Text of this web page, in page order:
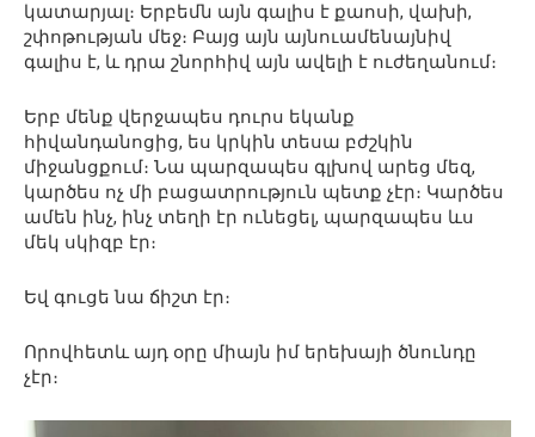
կատարյալ։ Երբեմն այն գալիս է քաոսի, վախի,
շփոթության մեջ։ Բայց այն այնուամենայնիվ
գալիս է, և դրա շնորհիվ այն ավելի է ուժեղանում։
Երբ մենք վերջապես դուրս եկանք
հիվանդանոցից, ես կրկին տեսա բժշկին
միջանցքում։ Նա պարզապես գլխով արեց մեզ,
կարծես ոչ մի բացատրություն պետք չէր։ Կարծես
ամեն ինչ, ինչ տեղի էր ունեցել, պարզապես ևս
մեկ սկիզբ էր։
Եվ գուցե նա ճիշտ էր։
Որովհետև այդ օրը միայն իմ երեխայի ծնունդը
չէր։